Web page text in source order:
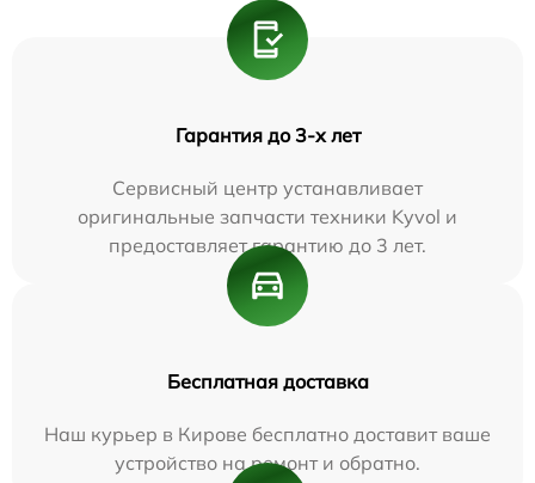
Гарантия до 3-х лет
Сервисный центр устанавливает
оригинальные запчасти техники Kyvol и
предоставляет гарантию до 3 лет.
Бесплатная доставка
Наш курьер в Кирове бесплатно доставит ваше
устройство на ремонт и обратно.